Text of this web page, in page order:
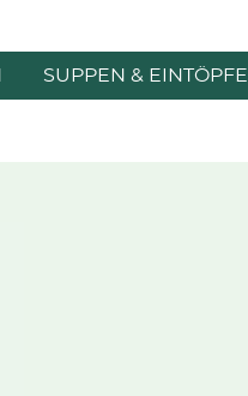
SUPPEN & EINTÖPFE